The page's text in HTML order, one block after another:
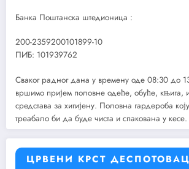
Банка Поштанска штедионица :
200-2359200101899-10
ПИБ: 101939762
Сваког радног дана у времену оде 08:30 до
вршимо пријем половне одеће, обуће, књига,
средстава за хигијену. Половна гардероба
треабало би да буде чиста и спакована у кесе.
ЦРВЕНИ КРСТ ДЕСПОТОВАЦ